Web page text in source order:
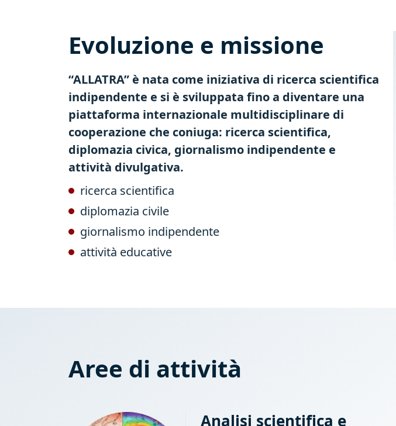
Evoluzione e missione
“ALLATRA” è nata come iniziativa di ricerca scientifica
indipendente e si è sviluppata fino a diventare una
piattaforma internazionale multidisciplinare di
cooperazione che coniuga: ️ricerca scientifica,
️diplomazia civica, ️giornalismo indipendente e
️attività divulgativa.
ricerca scientifica
diplomazia civile
giornalismo indipendente
attività educative
Aree di attività
Analisi scientifica e